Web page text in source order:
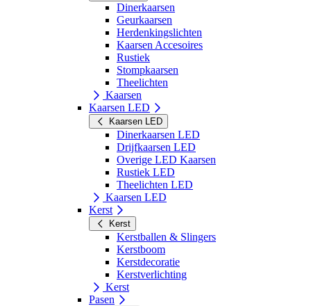
Dinerkaarsen
Geurkaarsen
Herdenkingslichten
Kaarsen Accesoires
Rustiek
Stompkaarsen
Theelichten
Kaarsen
Kaarsen LED
Kaarsen LED
Dinerkaarsen LED
Drijfkaarsen LED
Overige LED Kaarsen
Rustiek LED
Theelichten LED
Kaarsen LED
Kerst
Kerst
Kerstballen & Slingers
Kerstboom
Kerstdecoratie
Kerstverlichting
Kerst
Pasen